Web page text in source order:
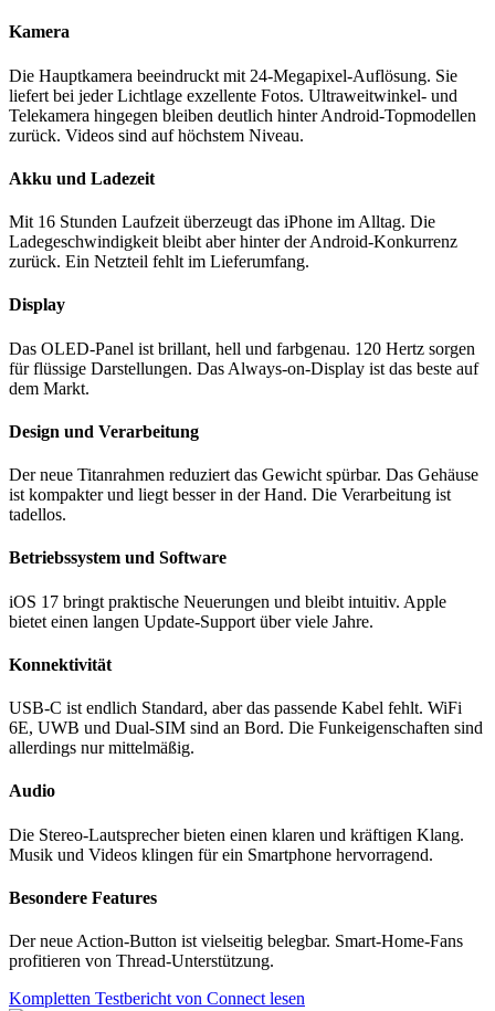
Kamera
Die Hauptkamera beeindruckt mit 24-Megapixel-Auflösung. Sie
liefert bei jeder Lichtlage exzellente Fotos. Ultraweitwinkel- und
Telekamera hingegen bleiben deutlich hinter Android-Topmodellen
zurück. Videos sind auf höchstem Niveau.
Akku und Ladezeit
Mit 16 Stunden Laufzeit überzeugt das iPhone im Alltag. Die
Ladegeschwindigkeit bleibt aber hinter der Android-Konkurrenz
zurück. Ein Netzteil fehlt im Lieferumfang.
Display
Das OLED-Panel ist brillant, hell und farbgenau. 120 Hertz sorgen
für flüssige Darstellungen. Das Always-on-Display ist das beste auf
dem Markt.
Design und Verarbeitung
Der neue Titanrahmen reduziert das Gewicht spürbar. Das Gehäuse
ist kompakter und liegt besser in der Hand. Die Verarbeitung ist
tadellos.
Betriebssystem und Software
iOS 17 bringt praktische Neuerungen und bleibt intuitiv. Apple
bietet einen langen Update-Support über viele Jahre.
Konnektivität
USB-C ist endlich Standard, aber das passende Kabel fehlt. WiFi
6E, UWB und Dual-SIM sind an Bord. Die Funkeigenschaften sind
allerdings nur mittelmäßig.
Audio
Die Stereo-Lautsprecher bieten einen klaren und kräftigen Klang.
Musik und Videos klingen für ein Smartphone hervorragend.
Besondere Features
Der neue Action-Button ist vielseitig belegbar. Smart-Home-Fans
profitieren von Thread-Unterstützung.
Kompletten Testbericht von Connect lesen